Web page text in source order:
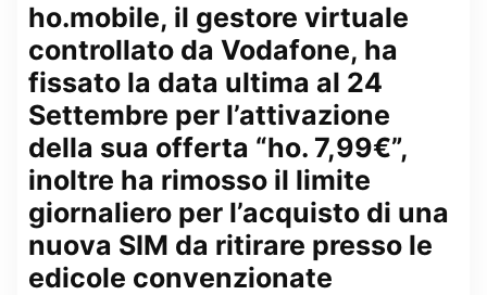
ho.mobile, il gestore virtuale
controllato da Vodafone, ha
fissato la data ultima al 24
Settembre per l’attivazione
della sua offerta “ho. 7,99€”,
inoltre ha rimosso il limite
giornaliero per l’acquisto di una
nuova SIM da ritirare presso le
edicole convenzionate